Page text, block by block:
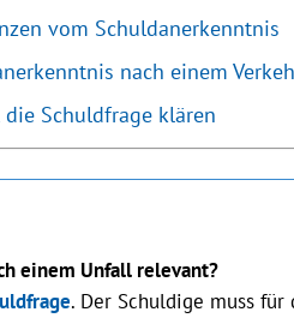
vom Schuldanerkenntnis
nach einem
Schuldfrage klären
einem Unfall relevant?
. Der Schuldige muss für